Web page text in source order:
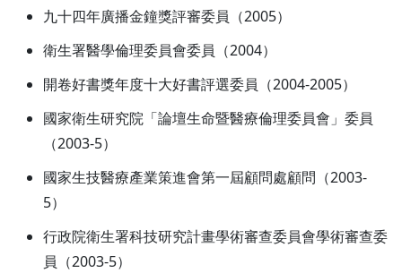
九十四年廣播金鐘獎評審委員（2005）
衛生署醫學倫理委員會委員（2004）
開卷好書獎年度十大好書評選委員（2004-2005）
國家衛生研究院「論壇生命暨醫療倫理委員會」委員
（2003-5）
國家生技醫療產業策進會第一屆顧問處顧問（2003-
5）
行政院衛生署科技研究計畫學術審查委員會學術審查委
員（2003-5）